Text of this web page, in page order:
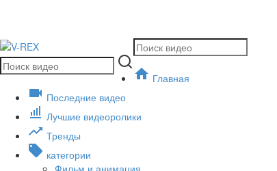
Главная
Последние видео
Лучшие видеоролики
Тренды
категории
Фильм и анимация